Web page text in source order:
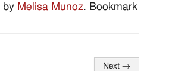
by Melisa Munoz. Bookmark
Next →